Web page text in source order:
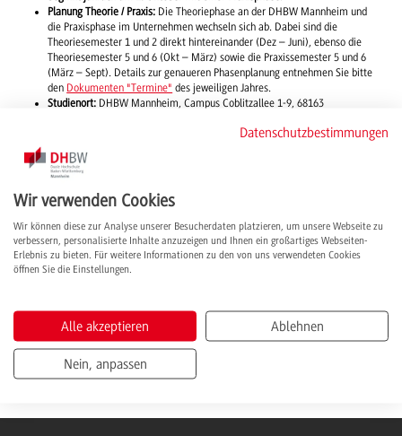
Planung Theorie / Praxis: Die Theoriephase an der DHBW Mannheim und
die Praxisphase im Unternehmen wechseln sich ab. Dabei sind die
Theoriesemester 1 und 2 direkt hintereinander (Dez – Juni), ebenso die
Theoriesemester 5 und 6 (Okt – März) sowie die Praxissemester 5 und 6
(März – Sept). Details zur genaueren Phasenplanung entnehmen Sie bitte
den Dokumenten "Termine" des jeweiligen Jahres.
Studienort: DHBW Mannheim, Campus Coblitzallee 1-9, 68163
EinenÜberblick
inhaltlichen Ausrichtung sowie anschließenden Karriereperspektiven erhalten
Anforderungsprofil
Inhalte Praxisphasen
Abschluss & Karriere
Datenschutzbestimmungen
Wir verwenden Cookies
Wir können diese zur Analyse unserer Besucherdaten platzieren, um unsere Webseite zu
verbessern, personalisierte Inhalte anzuzeigen und Ihnen ein großartiges Webseiten-
Erlebnis zu bieten. Für weitere Informationen zu den von uns verwendeten Cookies
öffnen Sie die Einstellungen.
Alle akzeptieren Ablehnen
Nein, anpassen